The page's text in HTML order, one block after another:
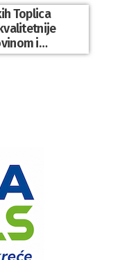
Toplica
i